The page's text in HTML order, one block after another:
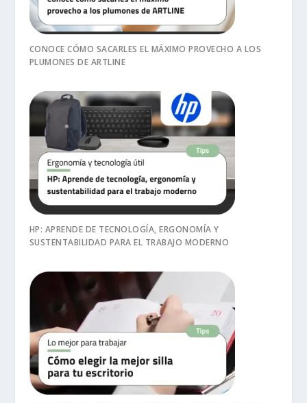
CONOCE CÓMO SACARLES EL MÁXIMO PROVECHO A LOS
PLUMONES DE ARTLINE
HP: APRENDE DE TECNOLOGÍA, ERGONOMÍA Y
SUSTENTABILIDAD PARA EL TRABAJO MODERNO